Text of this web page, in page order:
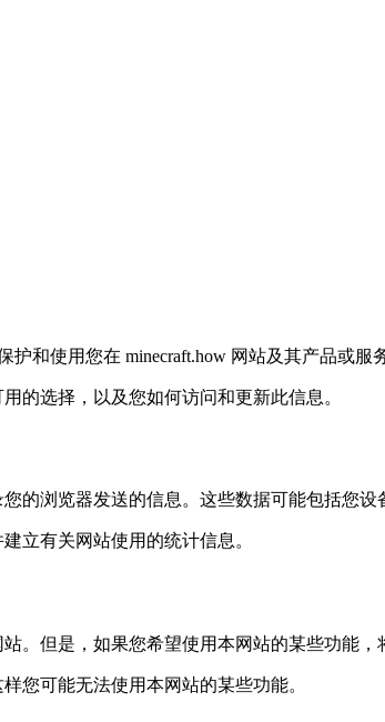
和使用您在 minecraft.how 网站及其产品或服
的选择，以及您如何访问和更新此信息。
的浏览器发送的信息。这些数据可能包括您
立有关网站使用的统计信息。
。但是，如果您希望使用本网站的某些功能，
您可能无法使用本网站的某些功能。